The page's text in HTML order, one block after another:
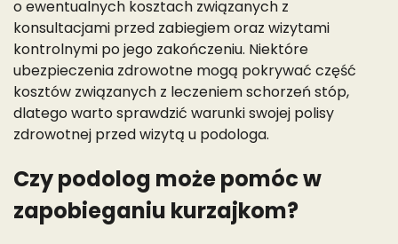
o ewentualnych kosztach związanych z
konsultacjami przed zabiegiem oraz wizytami
kontrolnymi po jego zakończeniu. Niektóre
ubezpieczenia zdrowotne mogą pokrywać część
kosztów związanych z leczeniem schorzeń stóp,
dlatego warto sprawdzić warunki swojej polisy
zdrowotnej przed wizytą u podologa.
Czy podolog może pomóc w
zapobieganiu kurzajkom?